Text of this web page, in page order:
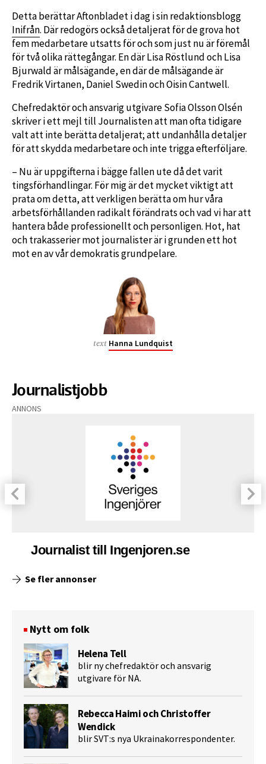
Detta berättar Aftonbladet i dag i sin redaktionsblogg
Inifrån. Där redogörs också detaljerat för de grova hot
fem medarbetare utsatts för och som just nu är föremål
för två olika rättegångar. En där Lisa Röstlund och Lisa
Bjurwald är målsägande, en där de målsägande är
Fredrik Virtanen, Daniel Swedin och Oisin Cantwell.
Chefredaktör och ansvarig utgivare Sofia Olsson Olsén
skriver i ett mejl till Journalisten att man ofta tidigare
valt att inte berätta detaljerat; att undanhålla detaljer
för att skydda medarbetare och inte trigga efterföljare.
– Nu är uppgifterna i bägge fallen ute då det varit
tingsförhandlingar. För mig är det mycket viktigt att
prata om detta, att verkligen berätta om hur våra
arbetsförhållanden radikalt förändrats och vad vi har att
hantera både professionellt och personligen. Hot, hat
och trakasserier mot journalister är i grunden ett hot
mot en av vår demokratis grundpelare.
text Hanna Lundquist
Journalistjobb
ANNONS
Journalist till Ingenjoren.se
Se fler annonser
Nytt om folk
Helena Tell
blir ny chefredaktör och ansvarig
utgivare för NA.
Rebecca Haimi och Christoffer
Wendick
blir SVT:s nya Ukrainakorrespondenter.